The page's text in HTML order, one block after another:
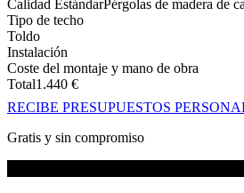
Calidad EstándarPérgolas de madera de
Tipo de techo
Toldo
Instalación
Coste del montaje y mano de obra
Total1.440 €
RECIBE PRESUPUESTOS
Gratis y sin compromiso